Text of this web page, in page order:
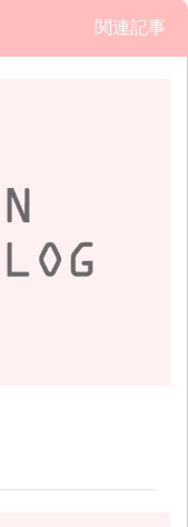
関連記事